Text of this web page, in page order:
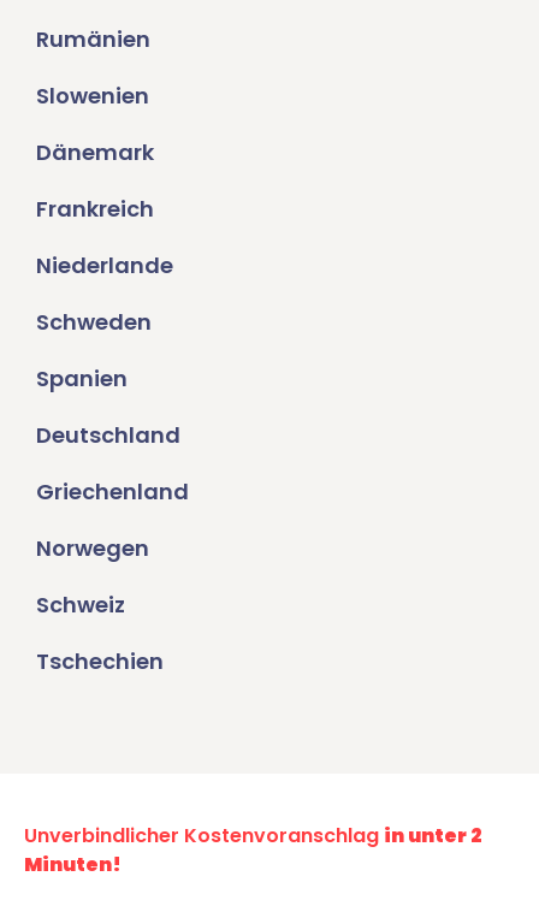
Rumänien
Slowenien
Dänemark
Frankreich
Niederlande
Schweden
Spanien
Deutschland
Griechenland
Norwegen
Schweiz
Tschechien
Unverbindlicher Kostenvoranschlag in unter 2
Minuten!